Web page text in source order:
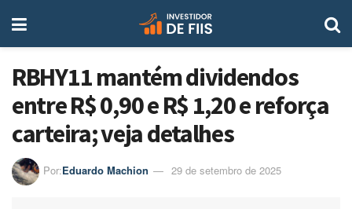
RBHY11 mantém dividendos
entre R$ 0,90 e R$ 1,20 e reforça
carteira; veja detalhes
Por:Eduardo Machion 29 de setembro de 2025